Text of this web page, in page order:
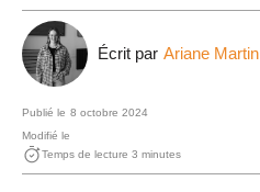
Écrit par Ariane Martin
Publié le 8 octobre 2024
Modifié le
Temps de lecture 3 minutes